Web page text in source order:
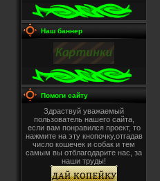
Наш баннер
Помоги сайту
Здраствуй уважаемый
пользователь нашего сайта,
если вам понравился проект, то
нажмите на эту кнопочку,отгадав
число кошечек и собак и тем
самым вы отблагодарите нас, за
наши труды!